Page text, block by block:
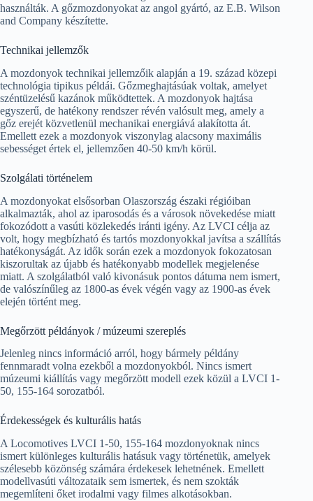
használták. A gőzmozdonyokat az angol gyártó, az E.B. Wilson
and Company készítette.
Technikai jellemzők
A mozdonyok technikai jellemzőik alapján a 19. század közepi
technológia tipikus példái. Gőzmeghajtásúak voltak, amelyet
széntüzelésű kazánok működtettek. A mozdonyok hajtása
egyszerű, de hatékony rendszer révén valósult meg, amely a
gőz erejét közvetlenül mechanikai energiává alakította át.
Emellett ezek a mozdonyok viszonylag alacsony maximális
sebességet értek el, jellemzően 40-50 km/h körül.
Szolgálati történelem
A mozdonyokat elsősorban Olaszország északi régióiban
alkalmazták, ahol az iparosodás és a városok növekedése miatt
fokozódott a vasúti közlekedés iránti igény. Az LVCI célja az
volt, hogy megbízható és tartós mozdonyokkal javítsa a szállítás
hatékonyságát. Az idők során ezek a mozdonyok fokozatosan
kiszorultak az újabb és hatékonyabb modellek megjelenése
miatt. A szolgálatból való kivonásuk pontos dátuma nem ismert,
de valószínűleg az 1800-as évek végén vagy az 1900-as évek
elején történt meg.
Megőrzött példányok / múzeumi szereplés
Jelenleg nincs információ arról, hogy bármely példány
fennmaradt volna ezekből a mozdonyokból. Nincs ismert
múzeumi kiállítás vagy megőrzött modell ezek közül a LVCI 1-
50, 155-164 sorozatból.
Érdekességek és kulturális hatás
A Locomotives LVCI 1-50, 155-164 mozdonyoknak nincs
ismert különleges kulturális hatásuk vagy történetük, amelyek
szélesebb közönség számára érdekesek lehetnének. Emellett
modellvasúti változataik sem ismertek, és nem szokták
megemlíteni őket irodalmi vagy filmes alkotásokban.